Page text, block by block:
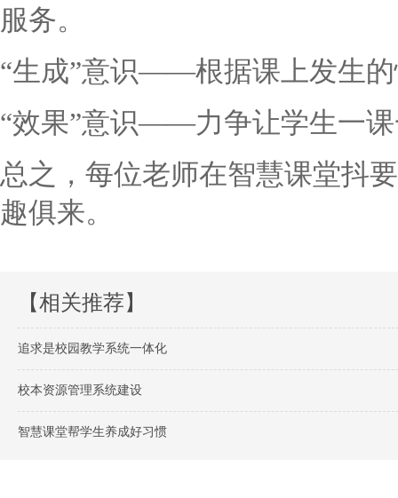
服务。
“生成”意识——根据课上发生
“效果”意识——力争让学生一
总之，每位老师在智慧课堂抖
趣俱来。
【相关推荐】
追求是校园教学系统一体化
校本资源管理系统建设
智慧课堂帮学生养成好习惯